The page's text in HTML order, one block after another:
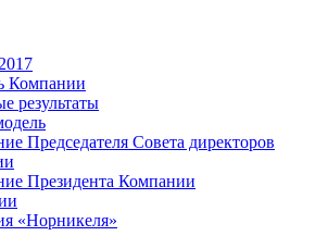
Компании
результаты
Председателя Совета директоров
Президента Компании
«Норникеля»